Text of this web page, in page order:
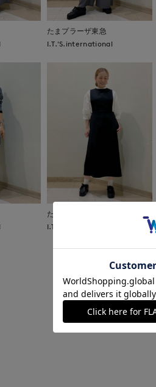
たまプラーザ東急
I.T.'S.international
たまプラーザ東急
I.T.'S.international